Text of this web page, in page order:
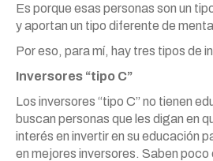
Es porque esas personas son un
y aportan un tipo diferente de
Por eso, para mí, hay tres tipos de
Inversores “tipo C”
Los inversores “tipo C” no tienen
buscan personas que les digan en
interés en invertir en su educación
en mejores inversores. Saben